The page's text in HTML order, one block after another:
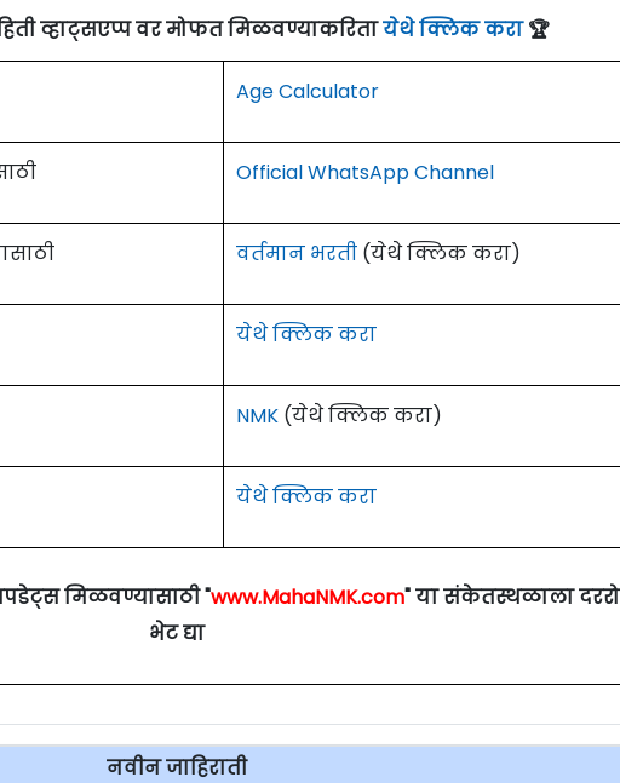
व्हाट्सएप्प वर मोफत मिळवण्याकरितायेथे क्लिक करा🏆
Age Calculator
Official WhatsApp Channel
वर्तमान भरती (येथे क्लिक करा)
येथे क्लिक करा
NMK (येथे क्लिक करा)
येथे क्लिक करा
मिळवण्यासाठी "www.MahaNMK.com" या संकेतस्थळाला
भेट द्या
नवीन जाहिराती